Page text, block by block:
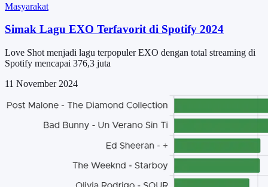
Masyarakat
Simak Lagu EXO Terfavorit di Spotify 2024
Love Shot menjadi lagu terpopuler EXO dengan total streaming di
Spotify mencapai 376,3 juta
11 November 2024